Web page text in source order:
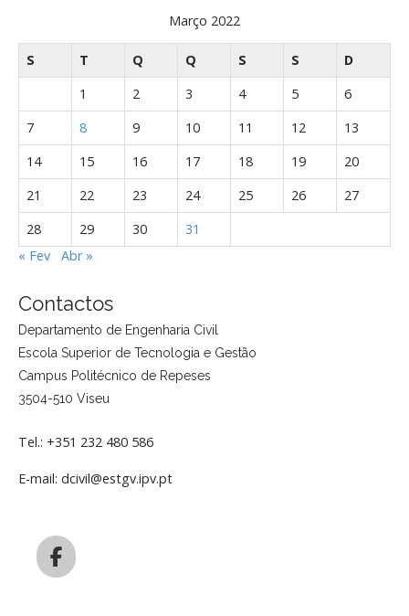
Março 2022
S T Q Q S S
D
1
2 3 4 5
6
7
8 9 10 11 12
13
14
15 16 17 18 19
20
21
22 23 24 25 26
27
28
29 30
31
« Fev
Abr »
Contactos
Departamento de Engenharia Civil
Escola Superior de Tecnologia e Gestão
Campus Politécnico de Repeses
3504-510 Viseu
Tel.: +351 232 480 586
E-mail: dcivil@estgv.ipv.pt